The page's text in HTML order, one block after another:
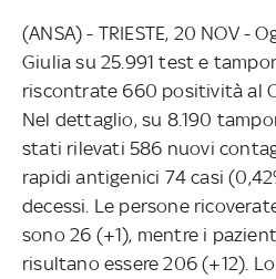
(ANSA) - TRIESTE, 20 NOV -
Giulia su 25.991 test e
riscontrate 660 positività al
Nel dettaglio, su 8.190
stati rilevati 586 nuovi
rapidi antigenici 74 casi
decessi. Le persone
sono 26 (+1), mentre i
risultano essere 206 (+12).